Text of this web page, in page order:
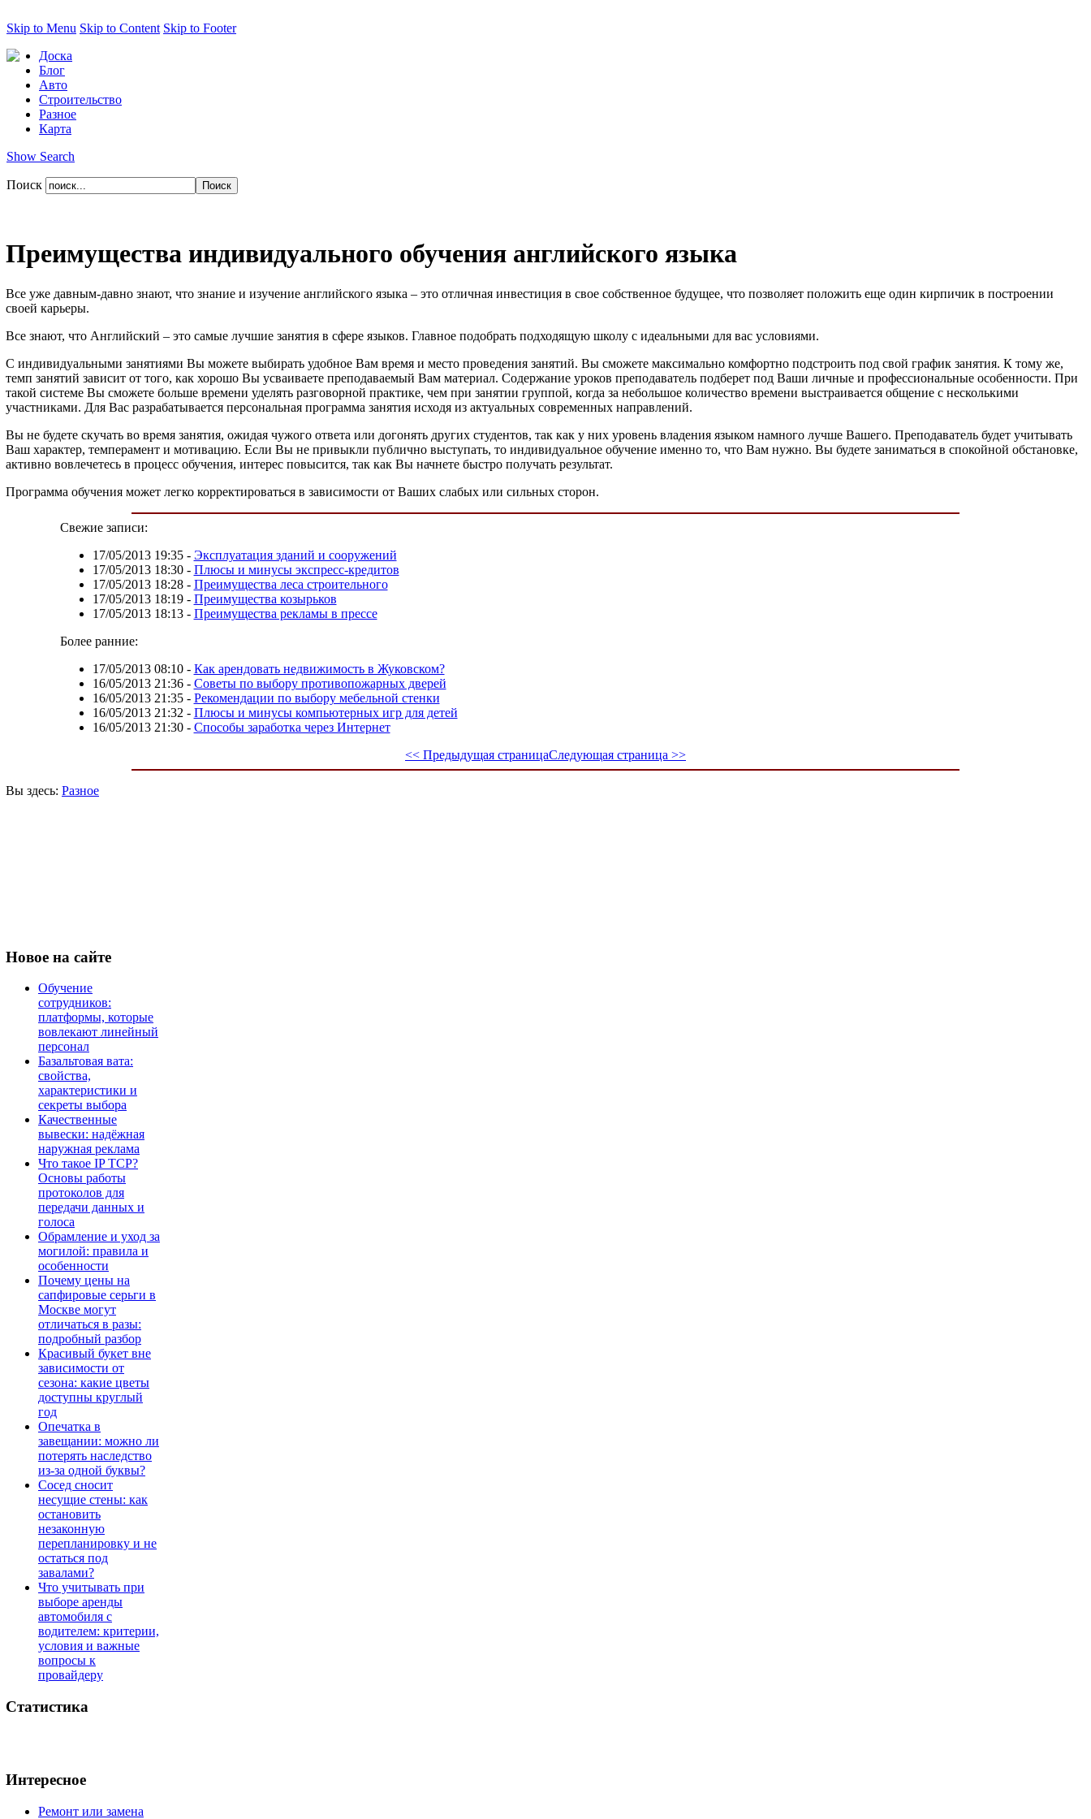
Skip to Menu Skip to Content Skip to Footer
Доска
Блог
Авто
Строительство
Разное
Карта
Show Search
Поиск
Преимущества индивидуального обучения английского языка
Все уже давным-давно знают, что знание и изучение английского языка – это отличная инвестиция в свое собственное будущее, что позволяет положить еще один кирпичик в построении
своей карьеры.
Все знают, что Английский – это самые лучшие занятия в сфере языков. Главное подобрать подходящую школу с идеальными для вас условиями.
С индивидуальными занятиями Вы можете выбирать удобное Вам время и место проведения занятий. Вы сможете максимально комфортно подстроить под свой график занятия. К тому же,
темп занятий зависит от того, как хорошо Вы усваиваете преподаваемый Вам материал. Содержание уроков преподаватель подберет под Ваши личные и профессиональные особенности. При
такой системе Вы сможете больше времени уделять разговорной практике, чем при занятии группой, когда за небольшое количество времени выстраивается общение с несколькими
участниками. Для Вас разрабатывается персональная программа занятия исходя из актуальных современных направлений.
Вы не будете скучать во время занятия, ожидая чужого ответа или догонять других студентов, так как у них уровень владения языком намного лучше Вашего. Преподаватель будет учитывать
Ваш характер, темперамент и мотивацию. Если Вы не привыкли публично выступать, то индивидуальное обучение именно то, что Вам нужно. Вы будете заниматься в спокойной обстановке,
активно вовлечетесь в процесс обучения, интерес повысится, так как Вы начнете быстро получать результат.
Программа обучения может легко корректироваться в зависимости от Ваших слабых или сильных сторон.
Свежие записи:
17/05/2013 19:35- Эксплуатация зданий и сооружений
17/05/2013 18:30- Плюсы и минусы экспресс-кредитов
17/05/2013 18:28- Преимущества леса строительного
17/05/2013 18:19- Преимущества козырьков
17/05/2013 18:13- Преимущества рекламы в прессе
Более ранние:
17/05/2013 08:10- Как арендовать недвижимость в Жуковском?
16/05/2013 21:36- Советы по выбору противопожарных дверей
16/05/2013 21:35- Рекомендации по выбору мебельной стенки
16/05/2013 21:32 - Плюсы и минусы компьютерных игр для детей
16/05/2013 21:30- Способы заработка через Интернет
<< Предыдущая страницаСледующая страница >>
Вы здесь: Разное
Новое на сайте
Обучение
сотрудников:
платформы, которые
вовлекают линейный
персонал
Базальтовая вата:
свойства,
характеристики и
секреты выбора
Качественные
вывески: надёжная
наружная реклама
Что такое IP TCP?
Основы работы
протоколов для
передачи данных и
голоса
Обрамление и уход за
могилой: правила и
особенности
Почему цены на
сапфировые серьги в
Москве могут
отличаться в разы:
подробный разбор
Красивый букет вне
зависимости от
сезона: какие цветы
доступны круглый
год
Опечатка в
завещании: можно ли
потерять наследство
из-за одной буквы?
Сосед сносит
несущие стены: как
остановить
незаконную
перепланировку и не
остаться под
завалами?
Что учитывать при
выборе аренды
автомобиля с
водителем: критерии,
условия и важные
вопросы к
провайдеру
Статистика
Интересное
Ремонт или замена